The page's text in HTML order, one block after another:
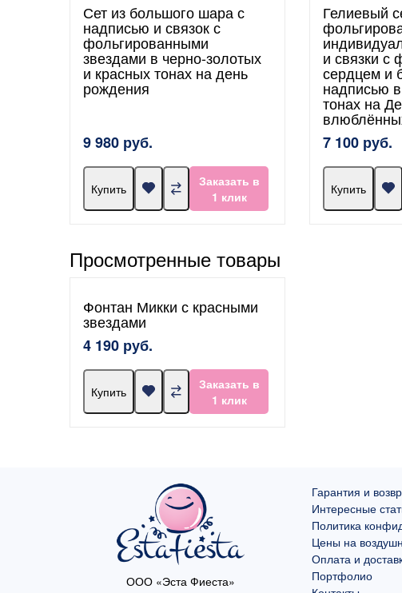
Сет из большого шара с
надписью и связок с
фольгированными
звездами в черно-золотых
и красных тонах на день
рождения
9 980 руб.
Купить
Заказать в
1 клик
Гелиевый
и связки с
сердцем и
надписью
тонах на
7 100 руб.
Купить
Просмотренные товары
Фонтан Микки с красными
звездами
4 190 руб.
Купить
Заказать в
1 клик
ООО «Эста Фиеста»
Гарантия и
Интересные
Политика
Цены на
Оплата и
Портфолио